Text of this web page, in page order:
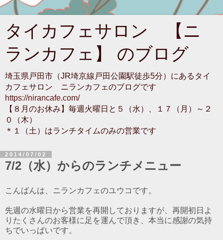
タイカフェサロン 【ニ
ランカフェ】 のブログ
埼玉県戸田市（JR埼京線戸田公園駅徒歩5分）にあるタイ
カフェサロン ニランカフェのブログです
https://nirancafe.com/
【８月のお休み】毎週火曜日と５（水）、１７（月）～２
０（木）
＊１（土）はランチタイムのみの営業です
2014/07/02
7/2（水）からのランチメニュー
こんばんは、ニランカフェのユウコです。
先週の水曜日から営業を再開しておりますが、再開初日よ
りたくさんのお客様に足を運んで頂き、本当に感謝の気持
ちでいっぱいです。